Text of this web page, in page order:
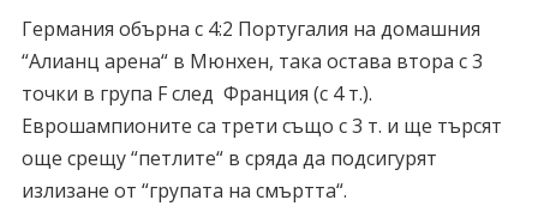
Германия обърна с 4:2 Португалия на домашния
“Алианц арена“ в Мюнхен, така остава втора с 3
точки в група F след Франция (с 4 т.).
Еврошампионите са трети също с 3 т. и ще търсят
още срещу “петлите“ в сряда да подсигурят
излизане от “групата на смъртта“.